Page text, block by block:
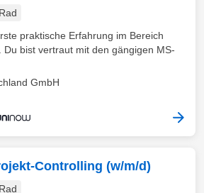
praktische Erfahrung im Bereich
. Du bist vertraut mit den gängigen MS-
GmbH
Controlling (w/m/d)